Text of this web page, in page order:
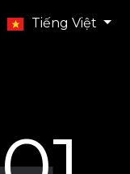
Tiếng Việt